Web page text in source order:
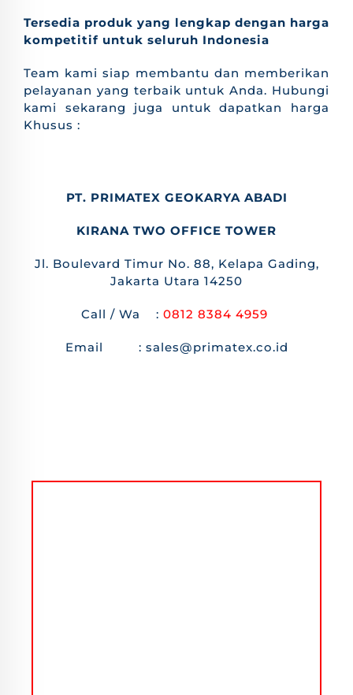
Tersedia produk yang lengkap dengan harga
kompetitif untuk seluruh Indonesia
Team kami siap membantu dan memberikan
pelayanan yang terbaik untuk Anda. Hubungi
kami sekarang juga untuk dapatkan harga
Khusus :
PT. PRIMATEX GEOKARYA ABADI
KIRANA TWO OFFICE TOWER
Jl. Boulevard Timur No. 88, Kelapa Gading,
Jakarta Utara 14250
Call / Wa : 0812 8384 4959
Email : sales@primatex.co.id